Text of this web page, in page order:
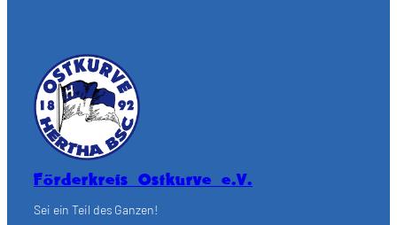
Förderkreis Ostkurve e.V.
Sei ein Teil des Ganzen!